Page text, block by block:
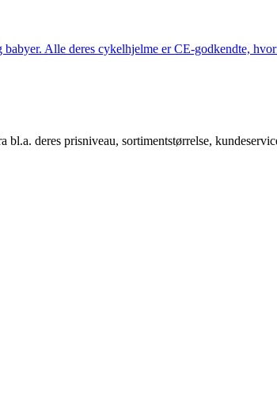
Alle deres cykelhjelme er CE-godkendte,
deres prisniveau, sortimentstørrelse,